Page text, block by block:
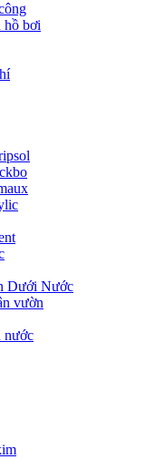
bơi
Dưới Nước
vườn
nước